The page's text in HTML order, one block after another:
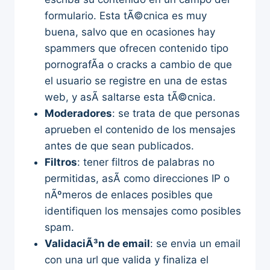
formulario. Esta tÃ©cnica es muy
buena, salvo que en ocasiones hay
spammers que ofrecen contenido tipo
pornografÃ­a o cracks a cambio de que
el usuario se registre en una de estas
web, y asÃ­ saltarse esta tÃ©cnica.
Moderadores: se trata de que personas
aprueben el contenido de los mensajes
antes de que sean publicados.
Filtros: tener filtros de palabras no
permitidas, asÃ­ como direcciones IP o
nÃºmeros de enlaces posibles que
identifiquen los mensajes como posibles
spam.
ValidaciÃ³n de email: se envia un email
con una url que valida y finaliza el